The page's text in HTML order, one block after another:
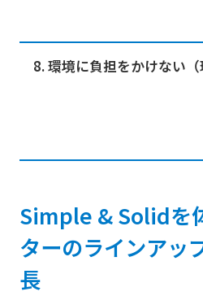
8. 環境に負担をかけない（
Simple & Solidを
ターのラインアッ
長